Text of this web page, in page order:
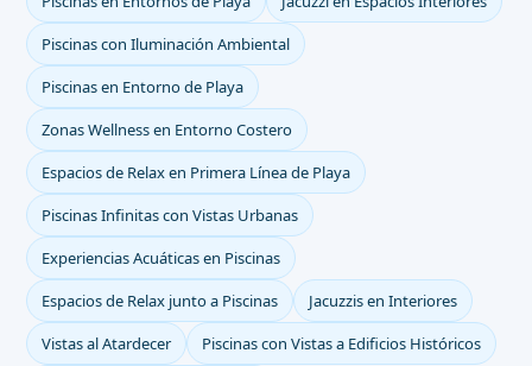
Piscinas con Iluminación Ambiental
Piscinas en Entorno de Playa
Zonas Wellness en Entorno Costero
Espacios de Relax en Primera Línea de Playa
Piscinas Infinitas con Vistas Urbanas
Experiencias Acuáticas en Piscinas
Espacios de Relax junto a Piscinas
Jacuzzis en Interiores
Vistas al Atardecer
Piscinas con Vistas a Edificios Históricos